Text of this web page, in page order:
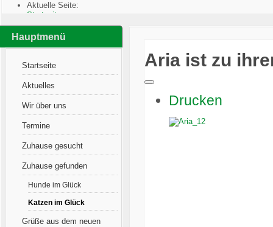
Aktuelle Seite:
Startseite
Zuhause gefunden :
Katzen im Glück
Aria ist zu ihren neuen Menschen gezogen
Hauptmenü
Startseite
Aktuelles
Wir über uns
Termine
Zuhause gesucht
Zuhause gefunden
Hunde im Glück
Katzen im Glück
Grüße aus dem neuen
Aria ist zu
Drucken